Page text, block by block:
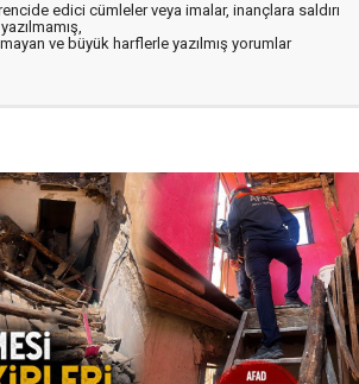
edici cümleler veya imalar, inançlara saldırı
ve büyük harflerle yazılmış yorumlar